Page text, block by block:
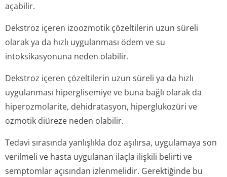
açabilir.
Dekstroz içeren izoozmotik çözeltilerin uzun süreli
olarak ya da hızlı uygulanması ödem ve su
intoksikasyonuna neden olabilir.
Dekstroz içeren çözeltilerin uzun süreli ya da hızlı
uygulanması hiperglisemiye ve buna bağlı olarak da
hiperozmolarite, dehidratasyon, hiperglukozüri ve
ozmotik diüreze neden olabilir.
Tedavi sırasında yanlışlıkla doz aşılırsa, uygulamaya son
verilmeli ve hasta uygulanan ilaçla ilişkili belirti ve
semptomlar açısından izlenmelidir. Gerektiğinde bu